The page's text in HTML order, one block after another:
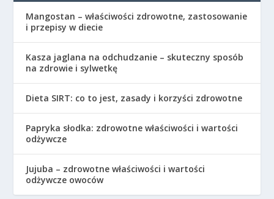
Mangostan – właściwości zdrowotne, zastosowanie
i przepisy w diecie
Kasza jaglana na odchudzanie – skuteczny sposób
na zdrowie i sylwetkę
Dieta SIRT: co to jest, zasady i korzyści zdrowotne
Papryka słodka: zdrowotne właściwości i wartości
odżywcze
Jujuba – zdrowotne właściwości i wartości
odżywcze owoców